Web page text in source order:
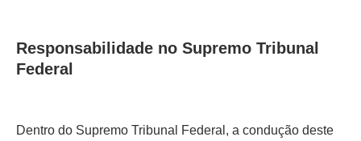
Responsabilidade no Supremo Tribunal
Federal
Dentro do Supremo Tribunal Federal, a condução deste